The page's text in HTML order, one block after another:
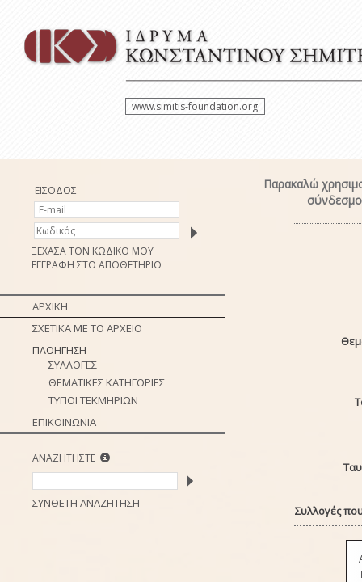
www.simitis-foundation.org
ΕΙΣΟΔΟΣ
ΞΕΧΑΣΑ ΤΟΝ ΚΩΔΙΚΟ ΜΟΥ
ΕΓΓΡΑΦΗ ΣΤΟ ΑΠΟΘΕΤΗΡΙΟ
ΑΡΧΙΚΗ
ΣΧΕΤΙΚΑ ΜΕ ΤΟ ΑΡΧΕΙΟ
ΠΛΟΗΓΗΣΗ
ΣΥΛΛΟΓΕΣ
ΘΕΜΑΤΙΚΕΣ ΚΑΤΗΓΟΡΙΕΣ
ΤΥΠΟΙ ΤΕΚΜΗΡΙΩΝ
ΕΠΙΚΟΙΝΩΝΙΑ
ΑΝΑΖΗΤΗΣΤΕ
ΣΥΝΘΕΤΗ ΑΝΑΖΗΤΗΣΗ
Παρακαλώ
Συλλογές